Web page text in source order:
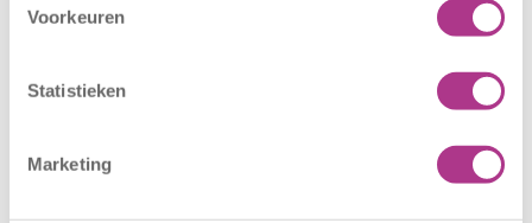
Voorkeuren
Statistieken
Marketing
Per 1
morgen gesloten
blijven. Bijgaand